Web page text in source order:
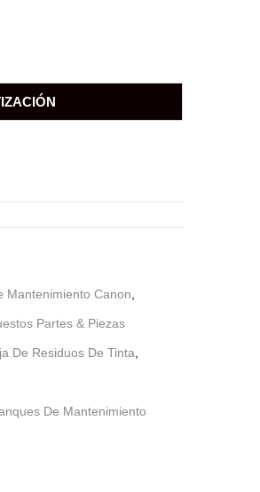
Mantenimiento Canon
Partes & Piezas
De Residuos De Tinta
De Mantenimiento